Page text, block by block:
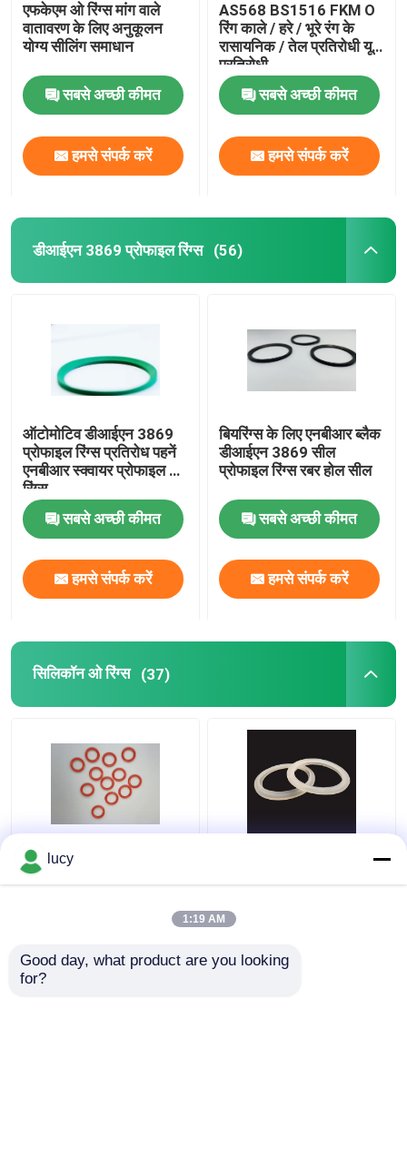
एफकेएम ओ रिंग्स मांग वाले
वातावरण के लिए अनुकूलन
योग्य सीलिंग समाधान
सबसे अच्छी कीमत
हमसे संपर्क करें
AS568 BS1516 FKM O
रिंग काले / हरे / भूरे रंग के
रासायनिक / तेल प्रतिरोधी यूवी
प्रतिरोधी
सबसे अच्छी कीमत
हमसे संपर्क करें
डीआईएन 3869 प्रोफाइल रिंग्स (56)
ऑटोमोटिव डीआईएन 3869
प्रोफाइल रिंग्स प्रतिरोध पहनें
एनबीआर स्क्वायर प्रोफाइल ओ
रिंग्स
सबसे अच्छी कीमत
हमसे संपर्क करें
बियरिंग्स के लिए एनबीआर ब्लैक
डीआईएन 3869 सील
प्रोफाइल रिंग्स रबर होल सील
सबसे अच्छी कीमत
हमसे संपर्क करें
सिलिकॉन ओ रिंग्स (37)
छोटे उपकरणों के लिए 60-70
कठोरता एसआई सिलिकॉन ओ
lucy
1:19 AM
Good day, what product are you looking
for?